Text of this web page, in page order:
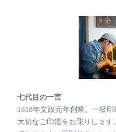
七代目の一言
1818年文政元年創業。一級
大切なご印鑑をお彫りしま